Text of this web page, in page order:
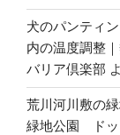
犬のパンティ
内の温度調整
バリア倶楽部
荒川河川敷の
緑地公園 ドッ